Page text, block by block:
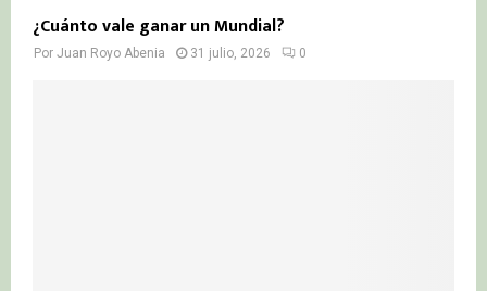
¿Cuánto vale ganar un Mundial?
Por Juan Royo Abenia 31 julio, 2026 0